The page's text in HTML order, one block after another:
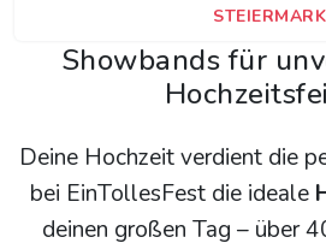
STEIERMARK
Cover Bands, Jazz
Showbands für
Deine Hochzeit verdient die
bei EinTollesFest die ideale
deinen großen Tag – über